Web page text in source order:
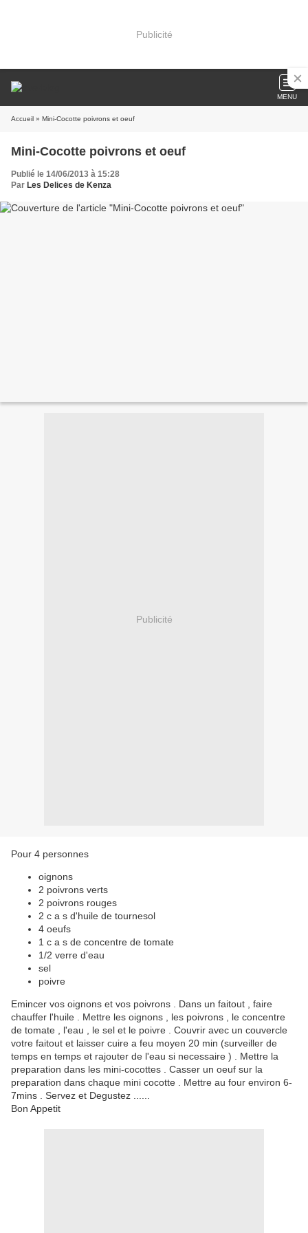
Publicité
MENU
Accueil » Mini-Cocotte poivrons et oeuf
Mini-Cocotte poivrons et oeuf
Publié le 14/06/2013 à 15:28
Par Les Delices de Kenza
Publicité
Pour 4 personnes
oignons
2 poivrons verts
2 poivrons rouges
2 c a s d'huile de tournesol
4 oeufs
1 c a s de concentre de tomate
1/2 verre d'eau
sel
poivre
Emincer vos oignons et vos poivrons . Dans un faitout , faire
chauffer l'huile . Mettre les oignons , les poivrons , le concentre
de tomate , l'eau , le sel et le poivre . Couvrir avec un couvercle
votre faitout et laisser cuire a feu moyen 20 min (surveiller de
temps en temps et rajouter de l'eau si necessaire ) . Mettre la
preparation dans les mini-cocottes . Casser un oeuf sur la
preparation dans chaque mini cocotte . Mettre au four environ 6-
7mins . Servez et Degustez ......
Bon Appetit